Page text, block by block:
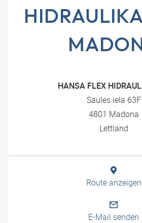
HANSA FLEX
Saules iela 63F
4801 Madona
Lettland
Route anzeigen
E-Mail senden